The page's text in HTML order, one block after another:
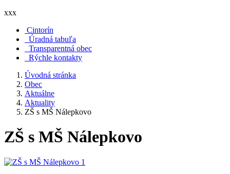
xxx
Cintorín
Úradná tabuľa
Transparentná obec
Rýchle kontakty
Úvodná stránka
Obec
Aktuálne
Aktuality
ZŠ s MŠ Nálepkovo
ZŠ s MŠ Nálepkovo